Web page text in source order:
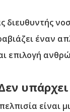
διευθυντής
έναν
επιλογή
είναι